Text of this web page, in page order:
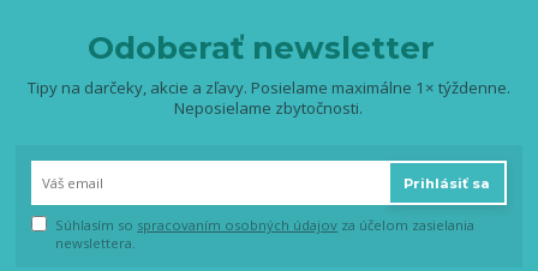
Odoberať newsletter
Tipy na darčeky, akcie a zľavy. Posielame maximálne 1× týždenne.
Neposielame zbytočnosti.
Prihlásiť sa
Súhlasím so spracovaním osobných údajov za účelom zasielania
newslettera.